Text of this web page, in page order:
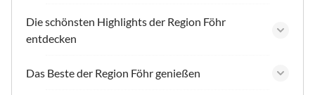
Die schönsten Highlights der Region Föhr
entdecken
Das Beste der Region Föhr genießen